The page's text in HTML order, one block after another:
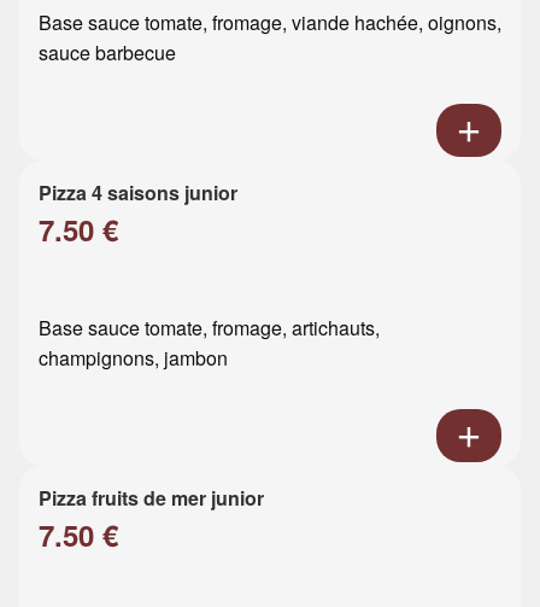
Base sauce tomate, fromage, viande hachée, oignons,
sauce barbecue
Pizza 4 saisons junior
7.50 €
Base sauce tomate, fromage, artichauts,
champignons, jambon
Pizza fruits de mer junior
7.50 €